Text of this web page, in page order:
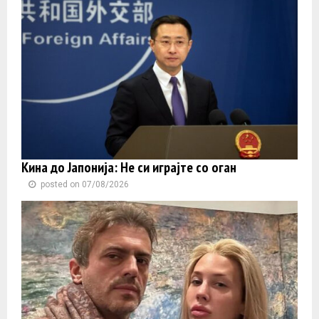
Кина до Јапонија: Не си играјте со оган
posted on 07/08/2026